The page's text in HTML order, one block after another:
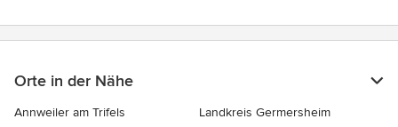
Orte in der Nähe
Annweiler am Trifels
Landkreis Germersheim